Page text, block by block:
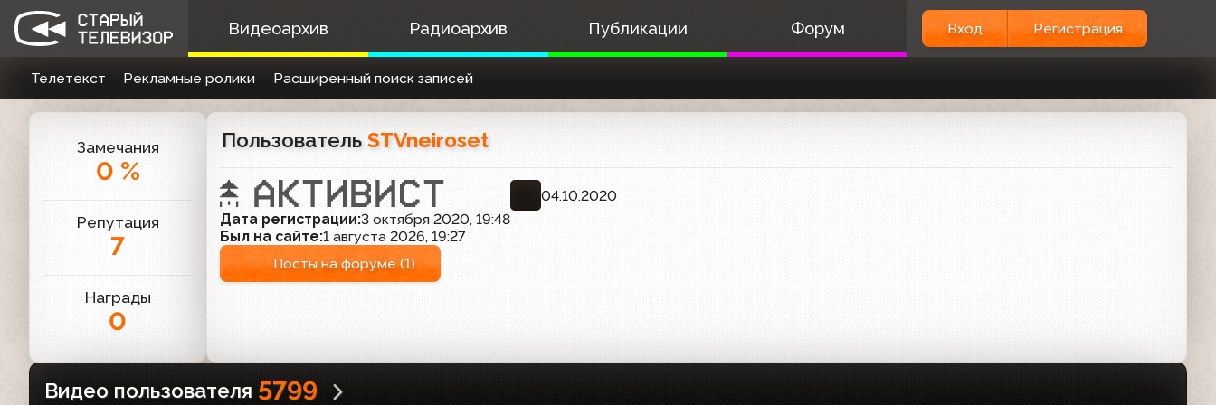
Видеоархив Радиоархив Публикации Форум Вход Регистрация
Телетекст Рекламные ролики Расширенный поиск записей
Замечания
0 %
Репутация
7
Награды
0
Пользователь STVneiroset
Дата регистрации:3 октября 2020, 19:48
Был на сайте:1 августа 2026, 19:27
Посты на форуме (1)
04.10.2020
Видео пользователя 5799